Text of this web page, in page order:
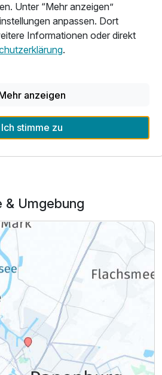
in unserem historischen
oder lassen Sie einen lauen
Biergarten ausklingen. Eine
aus Vergangenheit und Moderne
Alte Werft GmbH & Co. KG
& Umgebung
Unter “Mehr anzeigen”
anpassen. Dort
Informationen oder direkt
.
anzeigen
Ich stimme zu